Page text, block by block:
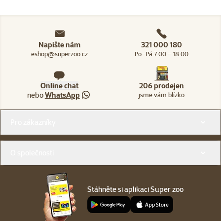
Napište nám
eshop@superzoo.cz
321 000 180
Po–Pá 7:00 – 18:00
Online chat
neboWhatsApp
206 prodejen
jsme vám blízko
Stáhněte si aplikaci Super zoo